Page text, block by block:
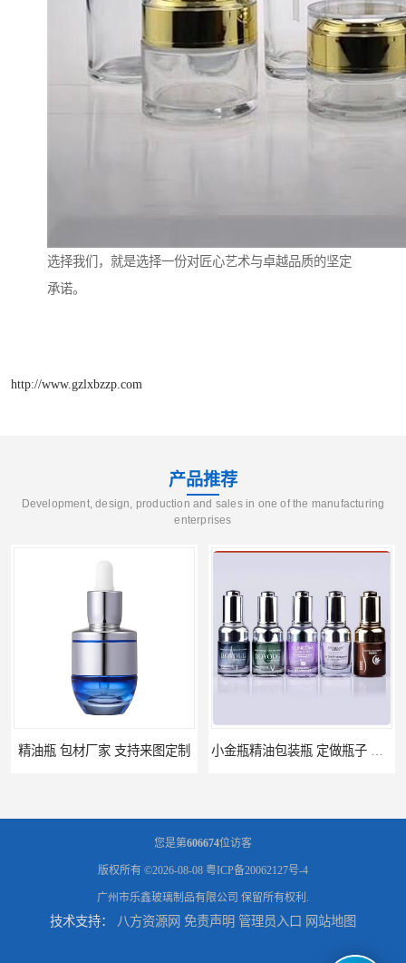
选择我们，就是选择一份对匠心艺术与卓越品质的坚定
承诺。
http://www.gzlxbzzp.com
产品推荐
Development, design, production and sales in one of the manufacturing
enterprises
家 支持来图定制 小金瓶精油包装瓶 定做瓶子 量大从优
您是第606674位访客
版权所有 ©2026-08-08 粤ICP备20062127号-4
广州市乐鑫玻璃制品有限公司 保留所有权利.
技术支持： 八方资源网 免责声明 管理员入口 网站地图